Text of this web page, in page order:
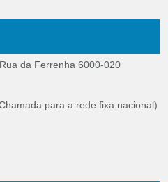
da Ferrenha 6000-020
para a rede fixa nacional)